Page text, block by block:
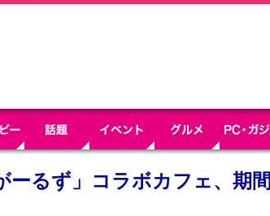
ーるず」コラボカフェ、期間